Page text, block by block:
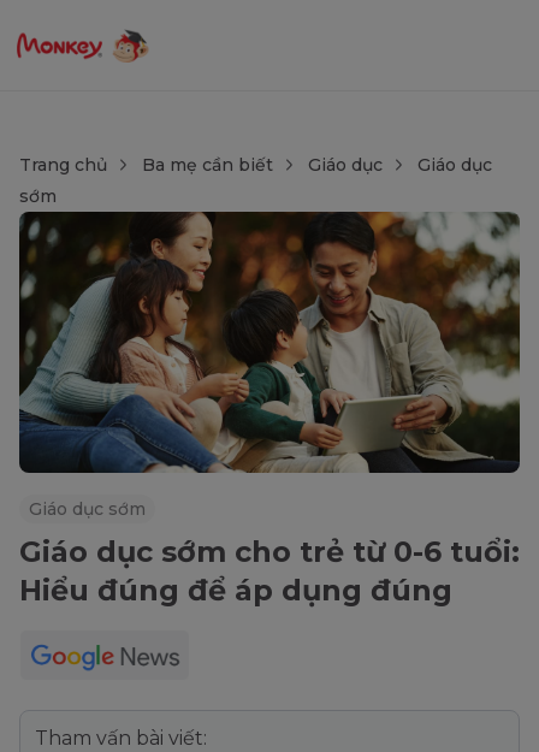
Trang chủ Ba mẹ cần biết Giáo dục
Giáo dục
sớm
Giáo dục sớm
Giáo dục sớm cho trẻ từ 0-6 tuổi:
Hiểu đúng để áp dụng đúng
Tham vấn bài viết: